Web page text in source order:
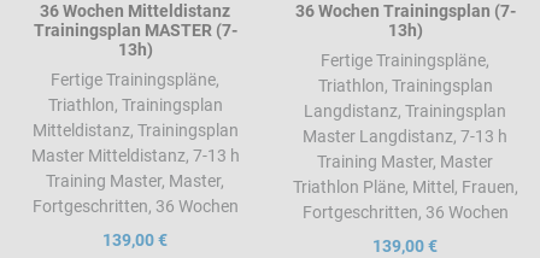
36 Wochen Mitteldistanz
Trainingsplan MASTER (7-
13h)
Fertige Trainingspläne,
Triathlon, Trainingsplan
Mitteldistanz, Trainingsplan
Master Mitteldistanz, 7-13 h
Training Master, Master,
Fortgeschritten, 36 Wochen
139,00 €
36 Wochen Trainingsplan (7-
13h)
Fertige Trainingspläne,
Triathlon, Trainingsplan
Langdistanz, Trainingsplan
Master Langdistanz, 7-13 h
Training Master, Master
Triathlon Pläne, Mittel, Frauen,
Fortgeschritten, 36 Wochen
139,00 €